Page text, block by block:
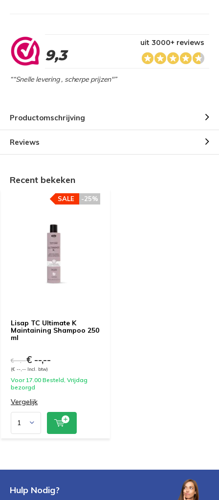
9,3
uit 3000+ reviews
““Snelle levering , scherpe prijzen"”
Productomschrijving
Reviews
Recent bekeken
Lisap TC Ultimate K
Maintaining Shampoo 250
ml
-25%
SALE
€ --,--€ --,--
(€ --,-- Incl. btw)
Voor 17.00 Besteld, Vrijdag
bezorgd
Vergelijk
Hulp Nodig?